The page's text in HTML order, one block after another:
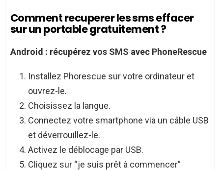
Comment recuperer les sms effacer
sur un portable gratuitement ?
Android : récupérez vos SMS avec PhoneRescue
Installez Phorescue sur votre ordinateur et
ouvrez-le.
Choisissez la langue.
Connectez votre smartphone via un câble USB
et déverrouillez-le.
Activez le déblocage par USB.
Cliquez sur “je suis prêt à commencer”